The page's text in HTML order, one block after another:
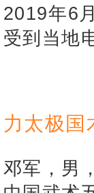
2019年6
受到当地
力太极
邓军，男